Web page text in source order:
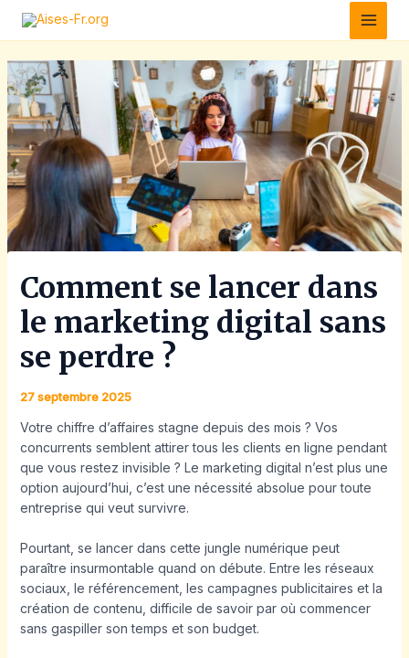
Main
Comment se lancer dans
le marketing digital sans
se perdre ?
27 septembre 2025
Votre chiffre d’affaires stagne depuis des mois ? Vos
concurrents semblent attirer tous les clients en ligne pendant
que vous restez invisible ? Le marketing digital n’est plus une
option aujourd’hui, c’est une nécessité absolue pour toute
entreprise qui veut survivre.
Pourtant, se lancer dans cette jungle numérique peut
paraître insurmontable quand on débute. Entre les réseaux
sociaux, le référencement, les campagnes publicitaires et la
création de contenu, difficile de savoir par où commencer
sans gaspiller son temps et son budget.